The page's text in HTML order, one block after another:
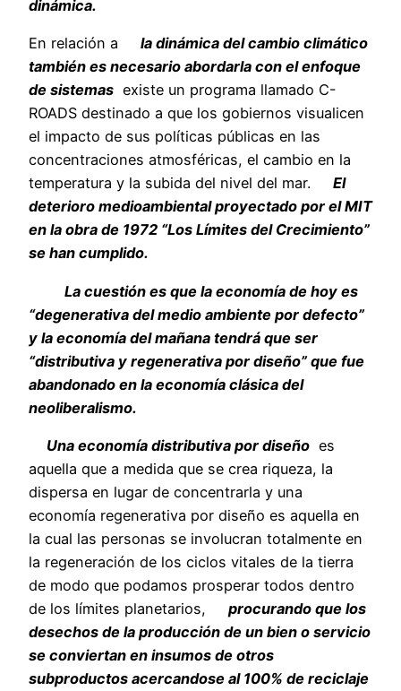
dinámica.
En relación a
la dinámica del cambio climático
también es necesario abordarla con el enfoque
de sistemas existe un programa llamado C-
ROADS destinado a que los gobiernos visualicen
el impacto de sus políticas públicas en las
concentraciones atmosféricas, el cambio en la
temperatura y la subida del nivel del mar.
El
deterioro medioambiental proyectado por el MIT
en la obra de 1972 “Los Límites del Crecimiento”
se han cumplido.
La cuestión es que la economía de hoy es
“degenerativa del medio ambiente por defecto”
y la economía del mañana tendrá que ser
“distributiva y regenerativa por diseño” que fue
abandonado en la economía clásica del
neoliberalismo.
Una economía distributiva por diseño es
aquella que a medida que se crea riqueza, la
dispersa en lugar de concentrarla y una
economía regenerativa por diseño es aquella en
la cual las personas se involucran totalmente en
la regeneración de los ciclos vitales de la tierra
de modo que podamos prosperar todos dentro
de los límites planetarios,
procurando que los
desechos de la producción de un bien o servicio
se conviertan en insumos de otros
subproductos acercandose al 100% de reciclaje